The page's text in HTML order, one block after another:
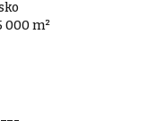
000 m²